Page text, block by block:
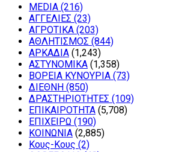
MEDIA (216)
ΑΓΓΕΛΙΕΣ (23)
ΑΓΡΟΤΙΚΑ (203)
ΑΘΛΗΤΙΣΜΟΣ (844)
ΑΡΚΑΔΙΑ (1,243)
ΑΣΤΥΝΟΜΙΚΑ (1,358)
ΒΟΡΕΙΑ ΚΥΝΟΥΡΙΑ (73)
ΔΙΕΘΝΗ (850)
ΔΡΑΣΤΗΡΙΟΤΗΤΕΣ (109)
ΕΠΙΚΑΙΡΟΤΗΤΑ (5,708)
ΕΠΙΧΕΙΡΩ (190)
ΚΟΙΝΩΝΙΑ (2,885)
Κους-Κους (2)